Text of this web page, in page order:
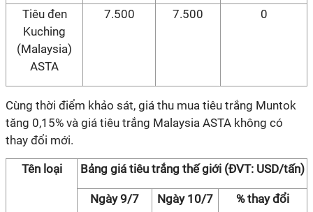
Tiêu đen
Kuching
(Malaysia)
ASTA
7.500 7.500 0
Cùng thời điểm khảo sát, giá thu mua tiêu trắng Muntok
tăng 0,15% và giá tiêu trắng Malaysia ASTA không có
thay đổi mới.
Tên loại Bảng giá tiêu trắng thế giới (ĐVT: USD/tấn)
Ngày 9/7 Ngày 10/7 % thay đổi